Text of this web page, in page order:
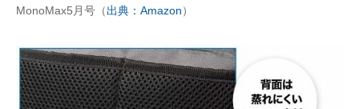
MonoMax5月号（出典：Amazon）